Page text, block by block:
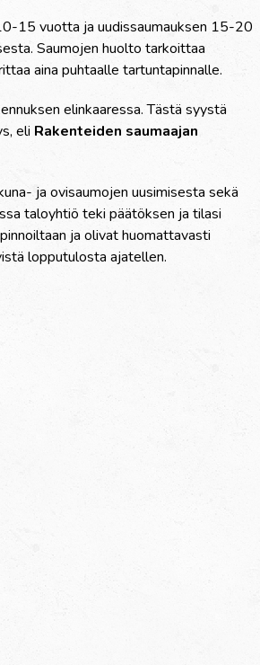
15 vuotta ja uudissaumauksen 15-20
Saumojen huolto tarkoittaa
aina puhtaalle tartuntapinnalle.
elinkaaressa. Tästä syystä
eli Rakenteiden saumaajan
ja ovisaumojen uusimisesta sekä
taloyhtiö teki päätöksen ja tilasi
ja olivat huomattavasti
lopputulosta ajatellen.